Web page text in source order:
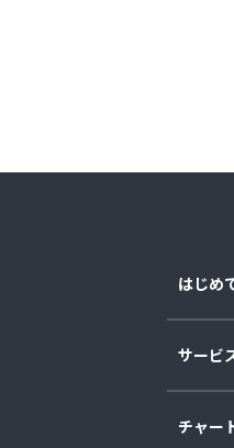
はじめ
サービ
チャー